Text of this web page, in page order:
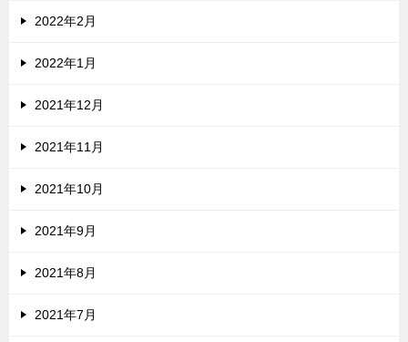
2022年2月
2022年1月
2021年12月
2021年11月
2021年10月
2021年9月
2021年8月
2021年7月